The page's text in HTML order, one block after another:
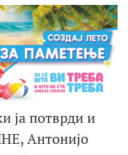
ја потврди и
Антонијо